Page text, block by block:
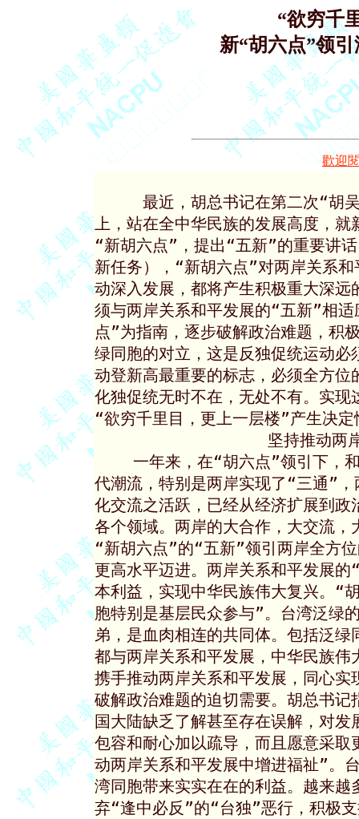
“欲穷千
新“胡六点”领
歡迎
最近，胡总书记在第二次“胡
上，站在全中华民族的发展高度，
“新胡六点”，提出“五新”的重要讲
新任务），“新胡六点”对两岸关系
动深入发展，都将产生积极重大深
须与两岸关系和平发展的“五新”相
点”为指南，逐步破解政治难题，积
绿同胞的对立，这是反独促统运动
动登新高最重要的标志，必须全方
化独促统无时不在，无处不有。实
“欲穷千里目，更上一层楼”产生决
坚持推动两
一年来，在“胡六点”领引下，
代潮流，特别是两岸实现了“三通”
化交流之活跃，已经从经济扩展到
各个领域。两岸的大合作，大交流
“新胡六点”的“五新”领引两岸全方
更高水平迈进。两岸关系和平发展
本利益，实现中华民族伟大复兴。“
胞特别是基层民众参与”。台湾泛绿
弟，是血肉相连的共同体。包括泛
都与两岸关系和平发展，中华民族
携手推动两岸关系和平发展，同心
破解政治难题的迫切需要。胡总书
国大陆缺乏了解甚至存在误解，对
包容和耐心加以疏导，而且愿意采
动两岸关系和平发展中增进福祉”。
湾同胞带来实实在在的利益。越来
弃“逢中必反”的“台独”恶行，积极